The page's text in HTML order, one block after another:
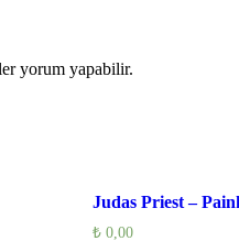
yorum yapabilir.
Judas Priest –
₺ 0,00